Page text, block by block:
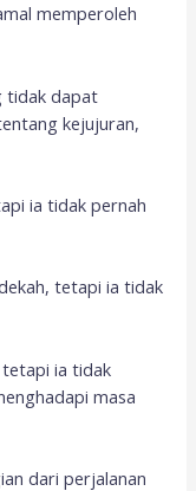
memperoleh
tidak dapat
kejujuran,
ia tidak pernah
tetapi ia tidak
ia tidak
masa
dari perjalanan